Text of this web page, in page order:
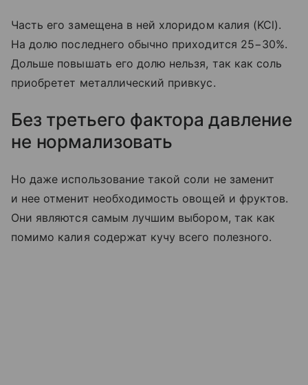
Часть его замещена в ней хлоридом калия (KCl).
На долю последнего обычно приходится 25−30%.
Дольше повышать его долю нельзя, так как соль
приобретет металлический привкус.
Без третьего фактора давление
не нормализовать
Но даже использование такой соли не заменит
и нее отменит необходимость овощей и фруктов.
Они являются самым лучшим выбором, так как
помимо калия содержат кучу всего полезного.